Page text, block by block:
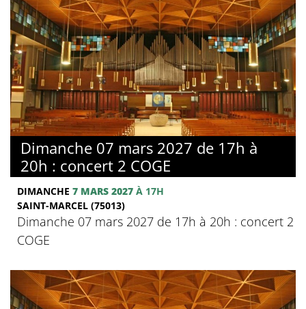
Dimanche 07 mars 2027 de 17h à
20h : concert 2 COGE
DIMANCHE 7 MARS 2027 À 17H
SAINT-MARCEL (75013)
Dimanche 07 mars 2027 de 17h à 20h : concert 2
COGE